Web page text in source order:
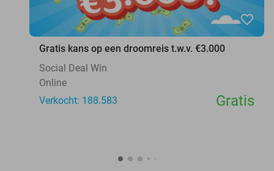
favorite_border
Gratis kans op een droomreis t.w.v. €3.000
Social Deal Win
Online
Verkocht: 188.583
Gratis